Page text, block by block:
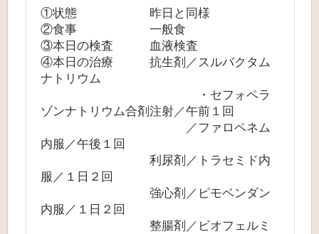
①状態 昨日と同様
②食事 一般食
③本日の検査 血液検査
④本日の治療 抗生剤／スルバクタム
ナトリウム
・セフォペラ
ゾンナトリウム合剤注射／午前１回
／ファロペネム
内服／午後１回
利尿剤／トラセミド内
服／１日２回
強心剤／ピモベンダン
内服／１日２回
整腸剤／ビオフェルミ